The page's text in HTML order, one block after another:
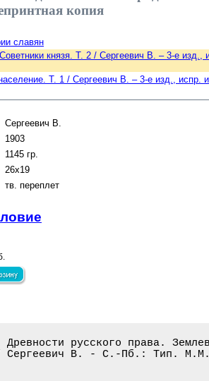
копия
славян
князя. Т. 2 / Сергеевич В. – 3-е
Т. 1 / Сергеевич В. – 3-е изд.,
Сергеевич В.
1903
1145 гр.
26x19
тв. переплет
Древности русского права.
Сергеевич В. - С.-Пб.: Тип. М.М.